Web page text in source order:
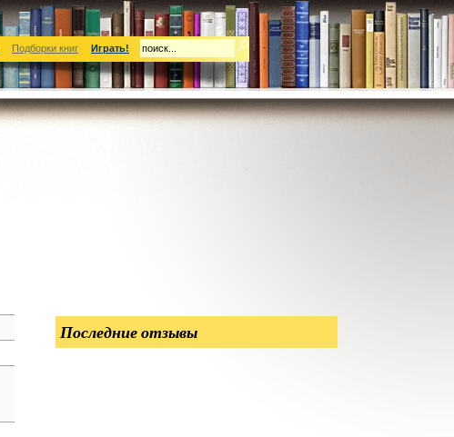
Подборки книг Играть!
Последние отзывы